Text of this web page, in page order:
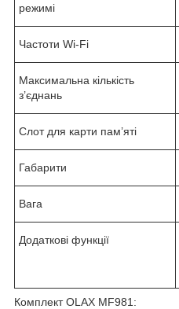
режимі
Частоти Wi-Fi
Максимальна кількість
з’єднань
Слот для карти пам’яті
Габарити
Вага
Додаткові функції
Комплект OLAX MF981: